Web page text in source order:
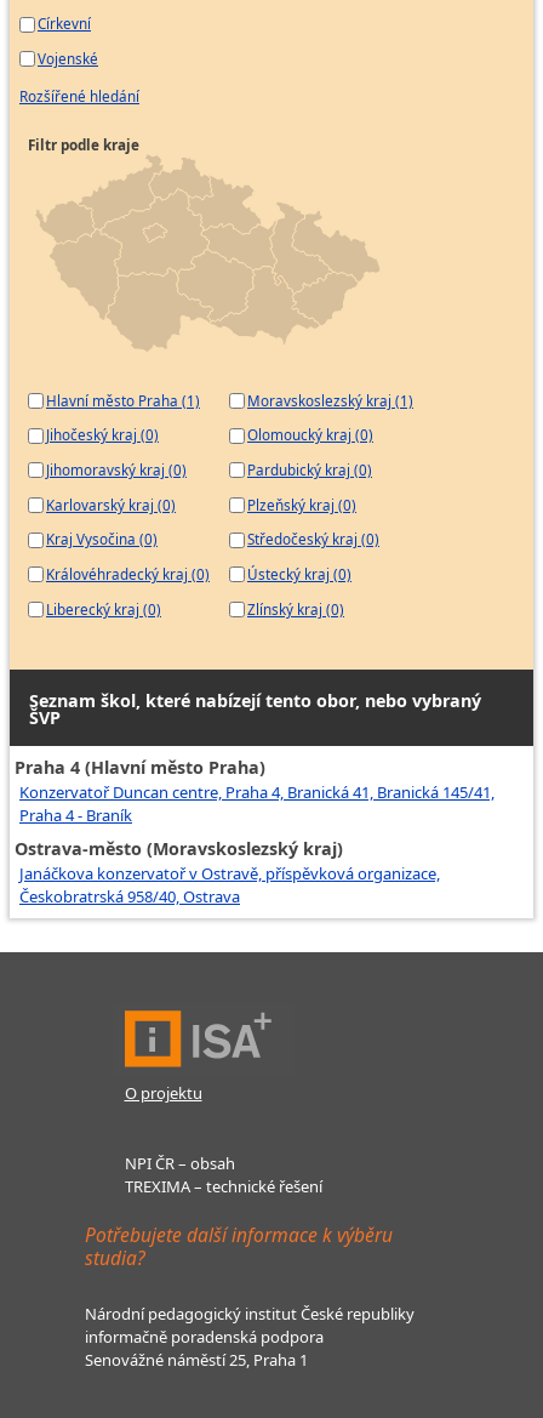
Církevní
Vojenské
Rozšířené hledání
Filtr podle kraje
Hlavní město Praha (1)
Jihočeský kraj (0)
Jihomoravský kraj (0)
Karlovarský kraj (0)
Kraj Vysočina (0)
Královéhradecký kraj (0)
Liberecký kraj (0)
Moravskoslezský kraj (1)
Olomoucký kraj (0)
Pardubický kraj (0)
Plzeňský kraj (0)
Středočeský kraj (0)
Ústecký kraj (0)
Zlínský kraj (0)
Seznam škol, které nabízejí tento obor, nebo vybraný
ŠVP
Praha 4 (Hlavní město Praha)
Konzervatoř Duncan centre, Praha 4, Branická 41, Branická 145/41,
Praha 4 - Braník
Ostrava-město (Moravskoslezský kraj)
Janáčkova konzervatoř v Ostravě, příspěvková organizace,
Českobratrská 958/40, Ostrava
O projektu
NPI ČR – obsah
TREXIMA – technické řešení
Potřebujete další informace k výběru
studia?
Národní pedagogický institut České republiky
informačně poradenská podpora
Senovážné náměstí 25, Praha 1